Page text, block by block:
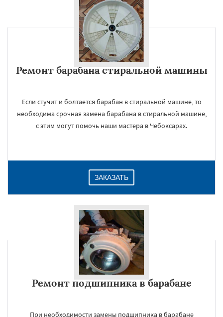
Ремонт барабана стиральной машины
Если стучит и болтается барабан в стиральной машине, то
необходима срочная замена барабана в стиральной машине,
с этим могут помочь наши мастера в Чебоксарах.
ЗАКАЗАТЬ
Ремонт подшипника в барабане
При необходимости замены подшипника в барабане